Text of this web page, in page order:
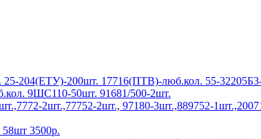
204(ЕТУ)-200шт. 17716(ПТВ)-люб.кол. 55-
9ШС110-50шт. 91681/500-2шт.
2шт.,77752-2шт., 97180-3шт.,889752-
3500р.